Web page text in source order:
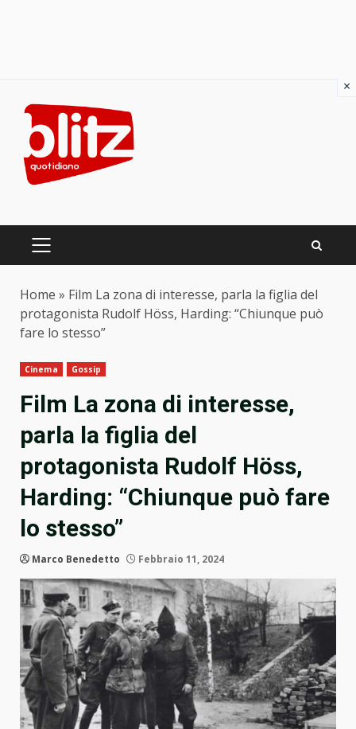
content
PRIMARY
Home » Film La zona di interesse, parla la figlia del
protagonista Rudolf Höss, Harding: “Chiunque può
fare lo stesso”
Cinema Gossip
Film La zona di interesse,
parla la figlia del
protagonista Rudolf Höss,
Harding: “Chiunque può fare
lo stesso”
Marco Benedetto Febbraio 11, 2024
×